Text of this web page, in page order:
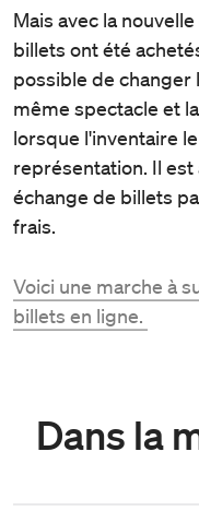
Mais avec la
billets ont été
possible de
même spectacle et
lorsque l'inventaire
représentation. Il est
échange de billets
frais.
Voici une marche à
billets en ligne.
Dans la